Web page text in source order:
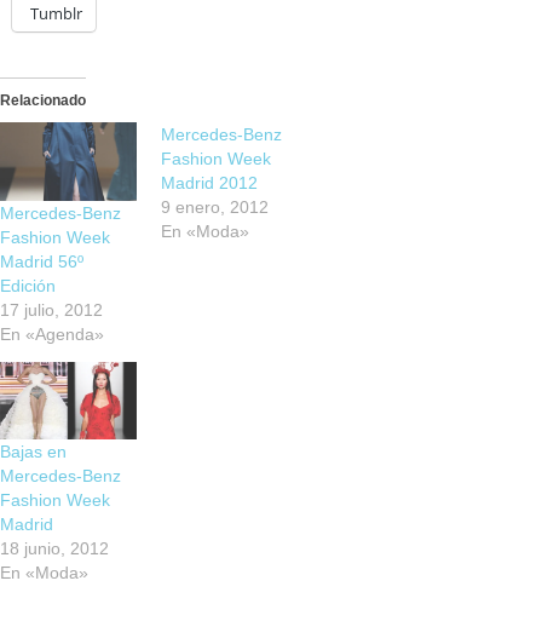
Tumblr
Relacionado
Mercedes-Benz
Fashion Week
Madrid 56º
Edición
17 julio, 2012
En «Agenda»
Mercedes-Benz
Fashion Week
Madrid 2012
9 enero, 2012
En «Moda»
Bajas en
Mercedes-Benz
Fashion Week
Madrid
18 junio, 2012
En «Moda»